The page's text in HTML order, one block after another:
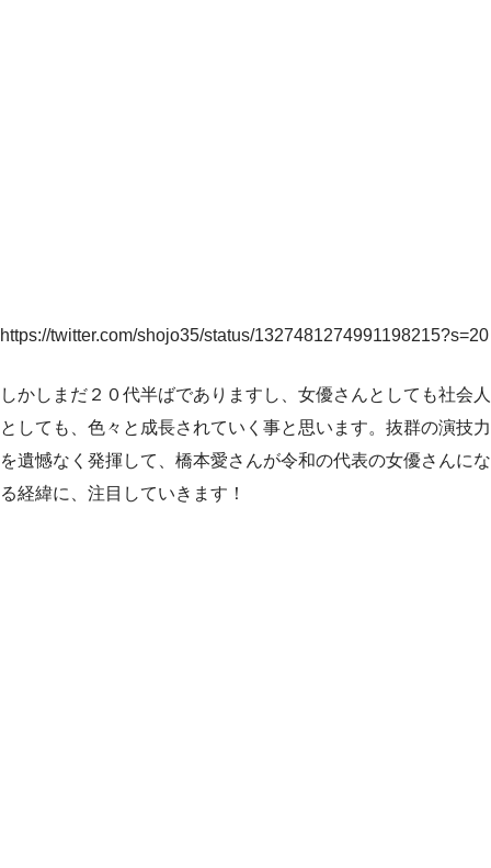
https://twitter.com/shojo35/status/1327481274991198215?s=20
しかしまだ２０代半ばでありますし、女優さんとしても社会人
としても、色々と成長されていく事と思います。抜群の演技力
を遺憾なく発揮して、橋本愛さんが令和の代表の女優さんにな
る経緯に、注目していきます！